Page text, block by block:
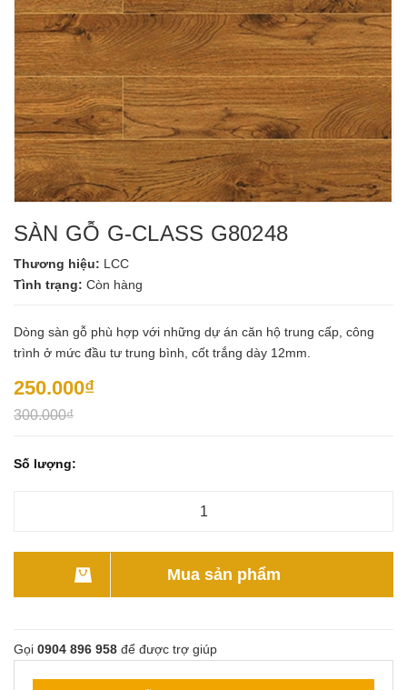
SÀN GỖ G-CLASS G80248
Thương hiệu: LCC
Tình trạng: Còn hàng
Dòng sàn gỗ phù hợp với những dự án căn hộ trung cấp, công
trình ở mức đầu tư trung bình, cốt trắng dày 12mm.
250.000₫
300.000₫
Số lượng:
Mua sản phẩm
Gọi 0904 896 958 để được trợ giúp